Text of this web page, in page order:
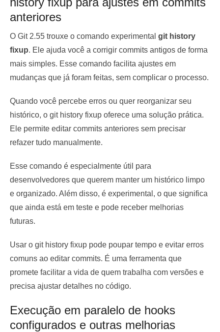
anteriores
O Git 2.55 trouxe o comando experimental git history
fixup. Ele ajuda você a corrigir commits antigos de forma
mais simples. Esse comando facilita ajustes em
mudanças que já foram feitas, sem complicar o processo.
Quando você percebe erros ou quer reorganizar seu
histórico, o git history fixup oferece uma solução prática.
Ele permite editar commits anteriores sem precisar
refazer tudo manualmente.
Esse comando é especialmente útil para
desenvolvedores que querem manter um histórico limpo
e organizado. Além disso, é experimental, o que significa
que ainda está em teste e pode receber melhorias
futuras.
Usar o git history fixup pode poupar tempo e evitar erros
comuns ao editar commits. É uma ferramenta que
promete facilitar a vida de quem trabalha com versões e
precisa ajustar detalhes no código.
Execução em paralelo de hooks
configurados e outras melhorias